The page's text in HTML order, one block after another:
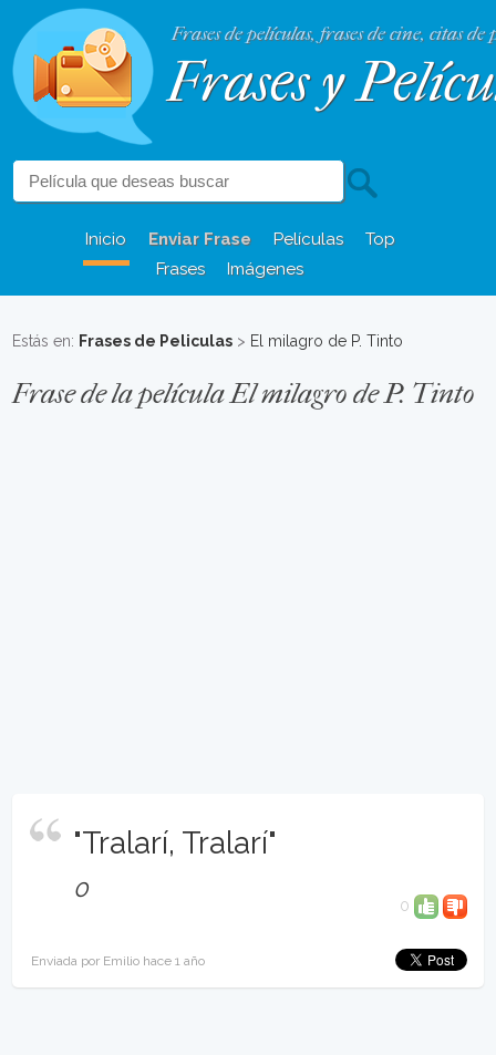
Frases de películas, frases de cine, citas de
Frases y
Inicio Enviar Frase Películas
Top
Frases
Imágenes
Estás en: Frases de Peliculas > El milagro de P. Tinto
Frase de la película El milagro de P. Tinto
"Tralarí, Tralarí"
0
0
Enviada por Emilio hace 1 año